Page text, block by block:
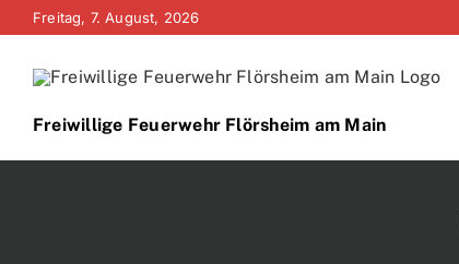
Zum
springen
Freitag, 7. August, 2026
Freiwillige Feuerwehr Flörsheim am Main